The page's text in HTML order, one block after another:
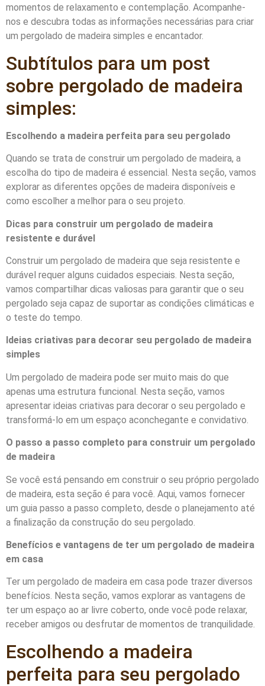
momentos de relaxamento e contemplação. Acompanhe-
nos e descubra todas as informações necessárias para criar
um pergolado de madeira simples e encantador.
Subtítulos para um post
sobre pergolado de madeira
simples:
Escolhendo a madeira perfeita para seu pergolado
Quando se trata de construir um pergolado de madeira, a
escolha do tipo de madeira é essencial. Nesta seção, vamos
explorar as diferentes opções de madeira disponíveis e
como escolher a melhor para o seu projeto.
Dicas para construir um pergolado de madeira
resistente e durável
Construir um pergolado de madeira que seja resistente e
durável requer alguns cuidados especiais. Nesta seção,
vamos compartilhar dicas valiosas para garantir que o seu
pergolado seja capaz de suportar as condições climáticas e
o teste do tempo.
Ideias criativas para decorar seu pergolado de madeira
simples
Um pergolado de madeira pode ser muito mais do que
apenas uma estrutura funcional. Nesta seção, vamos
apresentar ideias criativas para decorar o seu pergolado e
transformá-lo em um espaço aconchegante e convidativo.
O passo a passo completo para construir um pergolado
de madeira
Se você está pensando em construir o seu próprio pergolado
de madeira, esta seção é para você. Aqui, vamos fornecer
um guia passo a passo completo, desde o planejamento até
a finalização da construção do seu pergolado.
Benefícios e vantagens de ter um pergolado de madeira
em casa
Ter um pergolado de madeira em casa pode trazer diversos
benefícios. Nesta seção, vamos explorar as vantagens de
ter um espaço ao ar livre coberto, onde você pode relaxar,
receber amigos ou desfrutar de momentos de tranquilidade.
Escolhendo a madeira
perfeita para seu pergolado